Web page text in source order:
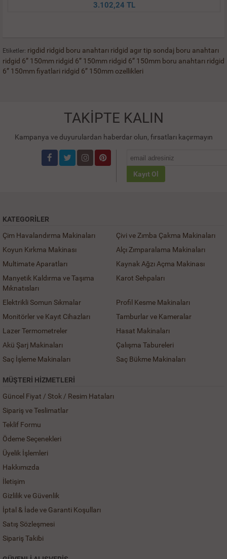
3.102,24 TL
Etiketler: rigdid ridgid boru anahtarı ridgid agır tip sondaj boru anahtarı
ridgid 6” 150mm ridgid 6” 150mm ridgid 6” 150mm boru anahtarı ridgid
6” 150mm fiyatlari ridgid 6” 150mm ozellikleri
TAKİPTE KALIN
Kampanya ve duyurulardan haberdar olun, fırsatları kaçırmayın
Kayıt Ol
KATEGORILER
Çim Havalandırma Makinaları
Çivi ve Zımba Çakma Makinaları
Koyun Kırkma Makinası
Alçı Zımparalama Makinaları
Multimate Aparatları
Kaynak Ağzı Açma Makinası
Manyetik Kaldırma ve Taşıma
Mıknatısları
Karot Sehpaları
Elektrikli Somun Sıkmalar
Profil Kesme Makinaları
Monitörler ve Kayıt Cihazları
Tamburlar ve Kameralar
Lazer Termometreler
Hasat Makinaları
Akü Şarj Makinaları
Çalışma Tabureleri
Saç İşleme Makinaları
Saç Bükme Makinaları
MÜŞTERI HIZMETLERI
Güncel Fiyat / Stok / Resim Hataları
Sipariş ve Teslimatlar
Teklif Formu
Ödeme Seçenekleri
Üyelik İşlemleri
Hakkımızda
İletişim
Gizlilik ve Güvenlik
İptal & İade ve Garanti Koşulları
Satış Sözleşmesi
Sipariş Takibi